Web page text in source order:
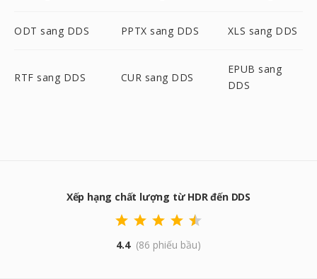
ODT sang DDS PPTX sang DDS XLS sang DDS
RTF sang DDS CUR sang DDS
EPUB sang
DDS
Xếp hạng chất lượng từ HDR đến DDS
4.4 (86 phiếu bầu)